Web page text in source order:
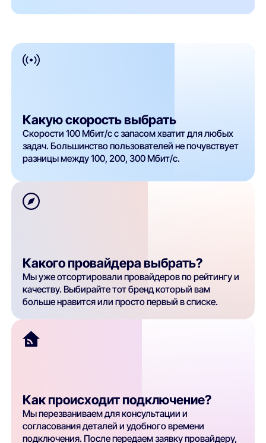
Какую скорость выбрать
Скорости 100 Мбит/с с запасом хватит для любых
задач. Большинство пользователей не почувствует
разницы между 100, 200, 300 Мбит/с.
Какого провайдера выбрать?
Мы уже отсортировали провайдеров по рейтингу и
качеству. Выбирайте тот бренд который вам
больше нравится или просто первый в списке.
Как происходит подключение?
Мы перезваниваем для консультации и
согласования деталей и удобного времени
подключения. После передаем заявку провайдеру,